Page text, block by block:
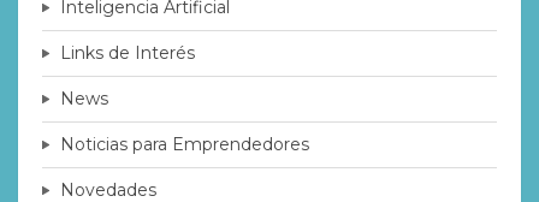
Inteligencia Artificial
Links de Interés
News
Noticias para Emprendedores
Novedades